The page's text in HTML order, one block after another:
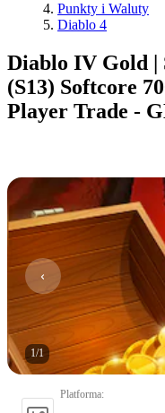
Punkty i Waluty
Diablo 4
Diablo IV Gold |
(S13) Softcore
Player Trade -
1/1
Platforma: